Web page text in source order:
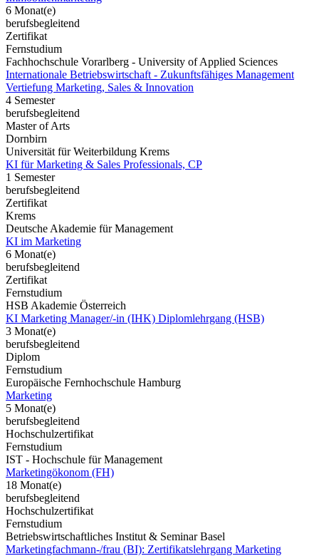
6 Monat(e)
berufsbegleitend
Zertifikat
Fernstudium
Fachhochschule Vorarlberg - University of Applied Sciences
Internationale Betriebswirtschaft - Zukunftsfähiges Management
Vertiefung Marketing, Sales & Innovation
4 Semester
berufsbegleitend
Master of Arts
Dornbirn
Universität für Weiterbildung Krems
KI für Marketing & Sales Professionals, CP
1 Semester
berufsbegleitend
Zertifikat
Krems
Deutsche Akademie für Management
KI im Marketing
6 Monat(e)
berufsbegleitend
Zertifikat
Fernstudium
HSB Akademie Österreich
KI Marketing Manager/-in (IHK) Diplomlehrgang (HSB)
3 Monat(e)
berufsbegleitend
Diplom
Fernstudium
Europäische Fernhochschule Hamburg
Marketing
5 Monat(e)
berufsbegleitend
Hochschulzertifikat
Fernstudium
IST - Hochschule für Management
Marketingökonom (FH)
18 Monat(e)
berufsbegleitend
Hochschulzertifikat
Fernstudium
Betriebswirtschaftliches Institut & Seminar Basel
Marketingfachmann-/frau (BI): Zertifikatslehrgang Marketing